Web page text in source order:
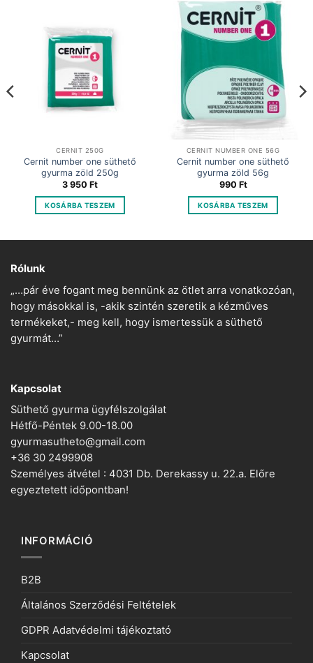
CERNIT 250G
Cernit number one süthető
gyurma zöld 250g
3 950 Ft
KOSÁRBA TESZEM
CERNIT NUMBER ONE 56G
Cernit number one süthető
gyurma zöld 56g
990 Ft
KOSÁRBA TESZEM
Rólunk
„…pár éve fogant meg bennünk az ötlet arra vonatkozóan,
hogy másokkal is, -akik szintén szeretik a kézműves
termékeket,- meg kell, hogy ismertessük a süthető
gyurmát…”
Kapcsolat
Süthető gyurma ügyfélszolgálat
Hétfő-Péntek 9.00-18.00
gyurmasutheto@gmail.com
+36 30 2499908
Személyes átvétel : 4031 Db. Derekassy u. 22.a. Előre
egyeztetett időpontban!
INFORMÁCIÓ
B2B
Általános Szerződési Feltételek
GDPR Adatvédelmi tájékoztató
Kapcsolat